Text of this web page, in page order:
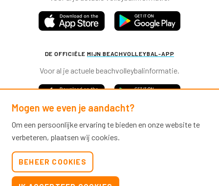
DE OFFICIËLE MIJN BEACHVOLLEYBAL-APP
Voor al je actuele beachvolleybalinformatie.
Mogen we even je aandacht?
Om een persoonlijke ervaring te bieden en onze website te
verbeteren, plaatsen wij cookies.
BEHEER COOKIES